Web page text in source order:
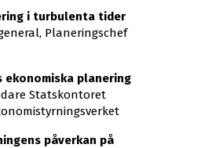
i turbulenta tider
Planeringschef
ekonomiska planering
Statskontoret
påverkan på